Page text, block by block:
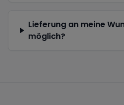
Lieferung an meine
möglich?